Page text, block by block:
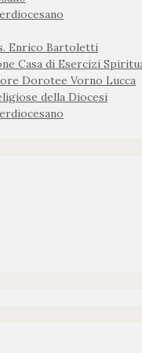
Enrico Bartoletti
Casa di Esercizi
Dorotee Vorno Lucca
della Diocesi